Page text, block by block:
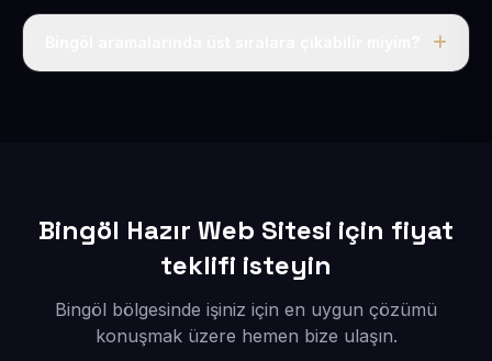
Elbette; Bingöl iline bağlı bütün ilçelere uzaktan ve
Bingöl Hazır Web Sitesi için fiyat
teklifi isteyin
Bingöl bölgesinde işiniz için en uygun çözümü
konuşmak üzere hemen bize ulaşın.